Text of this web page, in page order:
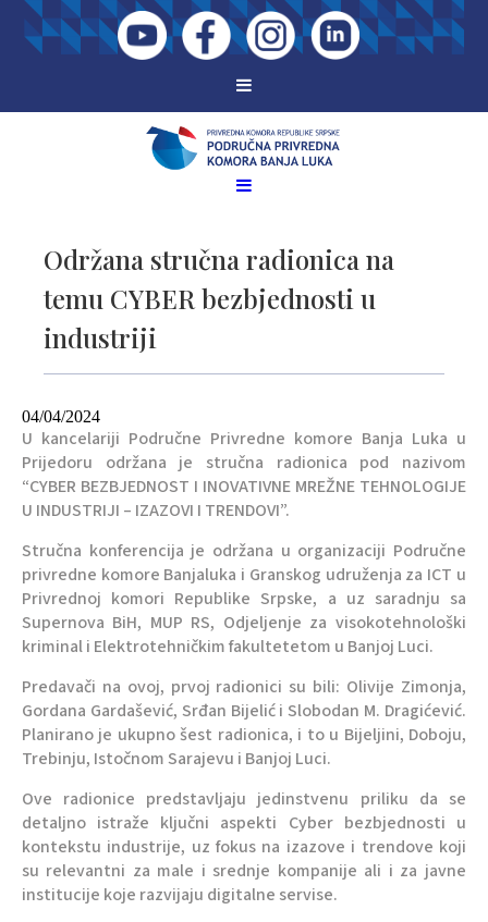
Održana stručna radionica na
temu CYBER bezbjednosti u
industriji
04/04/2024
U kancelariji Područne Privredne komore Banja Luka u
Prijedoru održana je stručna radionica pod nazivom
“CYBER BEZBJEDNOST I INOVATIVNE MREŽNE TEHNOLOGIJE
U INDUSTRIJI – IZAZOVI I TRENDOVI”.
Stručna konferencija je održana u organizaciji Područne
privredne komore Banjaluka i Granskog udruženja za ICT u
Privrednoj komori Republike Srpske, a uz saradnju sa
Supernova BiH, MUP RS, Odjeljenje za visokotehnološki
kriminal i Elektrotehničkim fakultetetom u Banjoj Luci.
Predavači na ovoj, prvoj radionici su bili: Olivije Zimonja,
Gordana Gardašević, Srđan Bijelić i Slobodan M. Dragićević.
Planirano je ukupno šest radionica, i to u Bijeljini, Doboju,
Trebinju, Istočnom Sarajevu i Banjoj Luci.
Ove radionice predstavljaju jedinstvenu priliku da se
detaljno istraže ključni aspekti Cyber bezbjednosti u
kontekstu industrije, uz fokus na izazove i trendove koji
su relevantni za male i srednje kompanije ali i za javne
institucije koje razvijaju digitalne servise.